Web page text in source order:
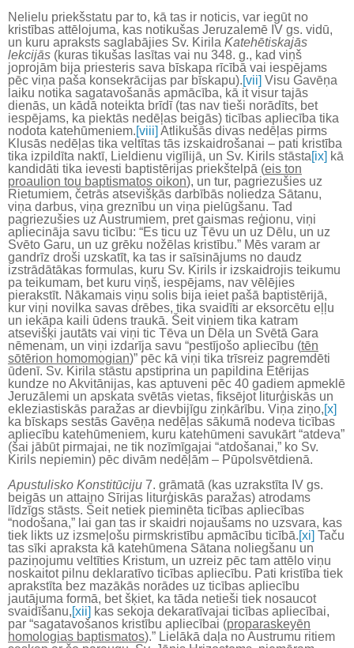
Nelielu priekšstatu par to, kā tas ir noticis, var iegūt no
kristības attēlojuma, kas notikušas Jeruzalemē IV gs. vidū,
un kuru apraksts saglabājies Sv. Kirila Katehētiskajās
lekcijās (kuras tikušas lasītas vai nu 348. g., kad viņš
joprojām bija priesteris sava bīskapa rīcībā vai iespējams
pēc viņa paša konsekrācijas par bīskapu).[vii] Visu Gavēņa
laiku notika sagatavošanās apmācība, kā it visur tajās
dienās, un kādā noteikta brīdī (tas nav tieši norādīts, bet
iespējams, ka piektās nedēļas beigās) ticības apliecība tika
nodota katehūmeniem.[viii] Atlikušās divas nedēļas pirms
Klusās nedēļas tika veltītas tās izskaidrošanai – pati kristība
tika izpildīta naktī, Lieldienu vigīlijā, un Sv. Kirils stāsta[ix] kā
kandidāti tika ievesti baptistērijas priekštelpā (eis ton
proaulion tou baptismatos oikon), un tur, pagriezušies uz
Rietumiem, četrās atsevišķās darbībās noliedza Sātanu,
viņa darbus, viņa greznību un viņa pielūgšanu. Tad
pagriezušies uz Austrumiem, pret gaismas reģionu, viņi
apliecināja savu ticību: “Es ticu uz Tēvu un uz Dēlu, un uz
Svēto Garu, un uz grēku nožēlas kristību.” Mēs varam ar
gandrīz droši uzskatīt, ka tas ir saīsinājums no daudz
izstrādātākas formulas, kuru Sv. Kirils ir izskaidrojis teikumu
pa teikumam, bet kuru viņš, iespējams, nav vēlējies
pierakstīt. Nākamais viņu solis bija ieiet pašā baptistērijā,
kur viņi novilka savas drēbes, tika svaidīti ar eksorcētu eļļu
un iekāpa kaili ūdens traukā. Šeit viņiem tika katram
atsevišķi jautāts vai viņi tic Tēva un Dēla un Svētā Gara
nēmenam, un viņi izdarīja savu “pestījošo apliecību (tēn
sōtērion homomogian)” pēc kā viņi tika trīsreiz pagremdēti
ūdenī. Sv. Kirila stāstu apstiprina un papildina Etērijas
kundze no Akvitānijas, kas aptuveni pēc 40 gadiem apmeklē
Jeruzālemi un apskata svētās vietas, fiksējot liturģiskās un
ekleziastiskās paražas ar dievbijīgu ziņkārību. Viņa ziņo,[x]
ka bīskaps sestās Gavēņa nedēļas sākumā nodeva ticības
apliecību katehūmeniem, kuru katehūmeni savukārt “atdeva”
(šai jābūt pirmajai, ne tik nozīmīgajai “atdošanai,” ko Sv.
Kirils nepiemin) pēc divām nedēļām – Pūpolsvētdienā.
Apustulisko Konstitūciju 7. grāmatā (kas uzrakstīta IV gs.
beigās un attaino Sīrijas liturģiskās paražas) atrodams
līdzīgs stāsts. Šeit netiek pieminēta ticības apliecības
“nodošana,” lai gan tas ir skaidri nojaušams no uzsvara, kas
tiek likts uz izsmeļošu pirmskristību apmācību ticībā.[xi] Taču
tas sīki apraksta kā katehūmena Sātana noliegšanu un
paziņojumu veltīties Kristum, un uzreiz pēc tam attēlo viņu
noskaitot pilnu deklaratīvo ticības apliecību. Pati kristība tiek
aprakstīta bez mazākās norādes uz ticības apliecību
jautājuma formā, bet šķiet, ka tāda netieši tiek nosaucot
svaidīšanu,[xii] kas sekoja dekaratīvajai ticības apliecībai,
par “sagatavošanos kristību apliecībai (proparaskeyēn
homologias baptismatos).” Lielākā daļa no Austrumu ritiem